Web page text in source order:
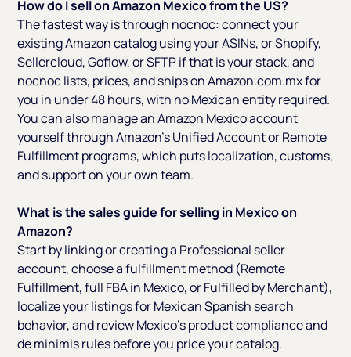
How do I sell on Amazon Mexico from the US?
The fastest way is through nocnoc: connect your
existing Amazon catalog using your ASINs, or Shopify,
Sellercloud, Goflow, or SFTP if that is your stack, and
nocnoc lists, prices, and ships on Amazon.com.mx for
you in under 48 hours, with no Mexican entity required.
You can also manage an Amazon Mexico account
yourself through Amazon's Unified Account or Remote
Fulfillment programs, which puts localization, customs,
and support on your own team.
What is the sales guide for selling in Mexico on
Amazon?
Start by linking or creating a Professional seller
account, choose a fulfillment method (Remote
Fulfillment, full FBA in Mexico, or Fulfilled by Merchant),
localize your listings for Mexican Spanish search
behavior, and review Mexico's product compliance and
de minimis rules before you price your catalog.